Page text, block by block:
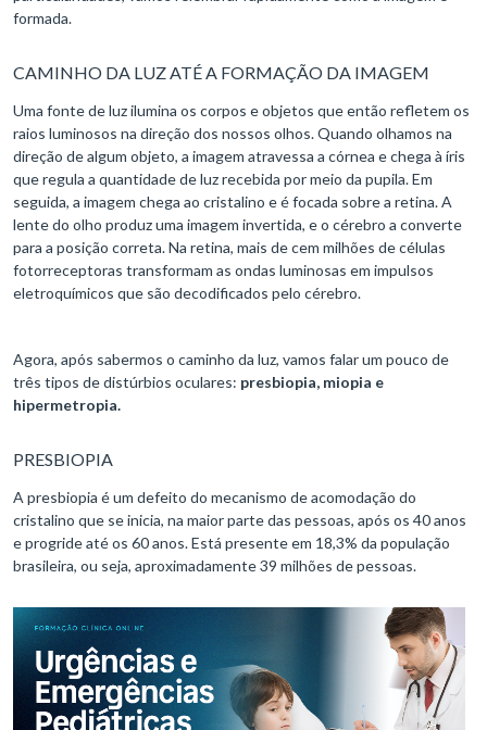
formada.
CAMINHO DA LUZ ATÉ A FORMAÇÃO DA IMAGEM
Uma fonte de luz ilumina os corpos e objetos que então refletem os
raios luminosos na direção dos nossos olhos. Quando olhamos na
direção de algum objeto, a imagem atravessa a córnea e chega à íris
que regula a quantidade de luz recebida por meio da pupila. Em
seguida, a imagem chega ao cristalino e é focada sobre a retina. A
lente do olho produz uma imagem invertida, e o cérebro a converte
para a posição correta. Na retina, mais de cem milhões de células
fotorreceptoras transformam as ondas luminosas em impulsos
eletroquímicos que são decodificados pelo cérebro.
Agora, após sabermos o caminho da luz, vamos falar um pouco de
três tipos de distúrbios oculares: presbiopia, miopia e
hipermetropia.
PRESBIOPIA
A presbiopia é um defeito do mecanismo de acomodação do
cristalino que se inicia, na maior parte das pessoas, após os 40 anos
e progride até os 60 anos. Está presente em 18,3% da população
brasileira, ou seja, aproximadamente 39 milhões de pessoas.